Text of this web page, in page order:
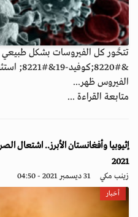
تتحَّور كل الفيروسات بشكل طبيعي
الفيروس ظهر...
متابعة القراءة ...
إثيوبيا وأفغانستان الأبرز.. اشتعال
2021
زينب مكي 31 ديسمبر 2021 - 04:50
أخبار